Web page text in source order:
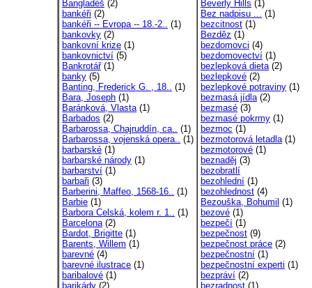
Bangladéš (2)
bankéři (2)
bankéři -- Evropa -- 18.-2.. (1)
bankovky (2)
bankovní krize (1)
bankovnictví (5)
Bankrotář(1)
banky (5)
Banting, Frederick G. , 18.. (1)
Bara, Joseph (1)
Baránková, Vlasta(1)
Barbados (2)
Barbarossa, Chajruddín, ca.. (1)
Barbarossa, vojenská opera.. (1)
barbarské (1)
barbarské národy (1)
barbarství (1)
barbaři (3)
Barberini, Maffeo, 1568-16.. (1)
Barbie (1)
Barbora Celská, kolem r. 1.. (1)
Barcelona(2)
Bardot, Brigitte (1)
Barents, Willem (1)
barevné (4)
barevné ilustrace (1)
baribalové (1)
barikády (2)
Beverly Hills (1)
Bez nadpisu ... (1)
bezcitnost (1)
Bezděz (1)
bezdomovci (4)
bezdomovectví (1)
bezlepková dieta(2)
bezlepkové (2)
bezlepkové potraviny (1)
bezmasá jídla(2)
bezmasé (3)
bezmasé pokrmy (1)
bezmoc (1)
bezmotorová letadla(1)
bezmotorové (1)
beznaděj (3)
bezobratlí
bezohlední (1)
bezohlednost (4)
Bezouška, Bohumil (1)
bezové (1)
bezpečí (1)
bezpečnost (9)
bezpečnost práce (2)
bezpečnostní (1)
bezpečnostní experti (1)
bezpráví (2)
bezradnost (1)